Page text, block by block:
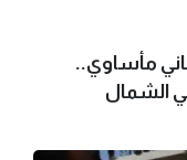
مأساوي..
الشمال